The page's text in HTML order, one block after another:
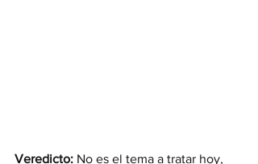
Veredicto: No es el tema a tratar hoy,